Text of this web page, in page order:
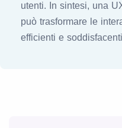
utenti. In sintesi, una
può trasformare le
efficienti e